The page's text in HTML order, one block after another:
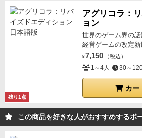
残り1点
アグリコラ：
ョン
世界のゲーム界の
経営ゲームの改定新
¥ 7,150 （税込）
1～4人 30～
カー
この商品を好きな人がおすすめするボ